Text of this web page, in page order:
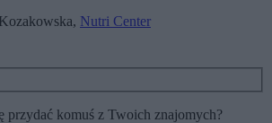
Nutri Center
przydać komuś z Twoich znajomych?